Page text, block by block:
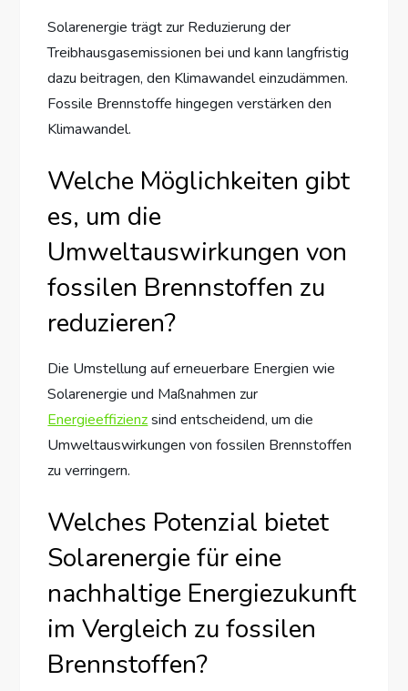
Solarenergie trägt zur Reduzierung der
Treibhausgasemissionen bei und kann langfristig
dazu beitragen, den Klimawandel einzudämmen.
Fossile Brennstoffe hingegen verstärken den
Klimawandel.
Welche Möglichkeiten gibt
es, um die
Umweltauswirkungen von
fossilen Brennstoffen zu
reduzieren?
Die Umstellung auf erneuerbare Energien wie
Solarenergie und Maßnahmen zur
Energieeffizienzsind entscheidend, um die
Umweltauswirkungen von fossilen Brennstoffen
zu verringern.
Welches Potenzial bietet
Solarenergie für eine
nachhaltige Energiezukunft
im Vergleich zu fossilen
Brennstoffen?